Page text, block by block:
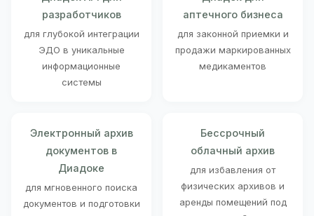
разработчиков
для глубокой интеграции
ЭДО в уникальные
информационные
системы
аптечного бизнеса
для законной приемки и
продажи маркированных
медикаментов
Электронный архив
документов в
Диадоке
для мгновенного поиска
документов и подготовки
Бессрочный
облачный архив
для избавления от
физических архивов и
аренды помещений под